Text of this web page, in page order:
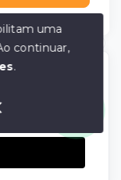
conhecer
posso ajudar?
uma
continuar,
.